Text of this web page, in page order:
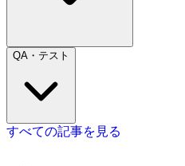
QA・テスト
すべての記事を見る